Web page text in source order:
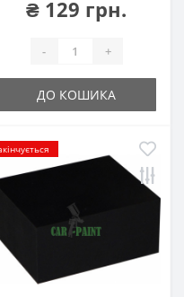
₴ 129 грн.
- +
ДО КОШИКА